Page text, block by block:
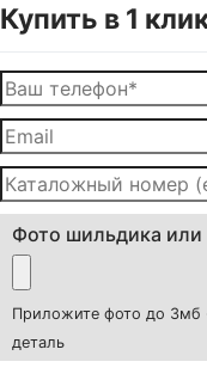
Купить в 1
Фото шильдика
Приложите фото до 3мб
деталь